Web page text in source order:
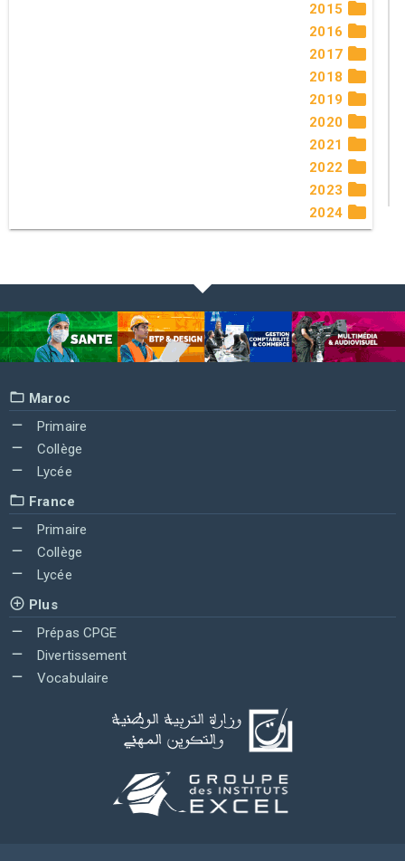
2015
2016
2017
2018
2019
2020
2021
2022
2023
2024
Maroc
Primaire
Collège
Lycée
France
Primaire
Collège
Lycée
Plus
Prépas CPGE
Divertissement
Vocabulaire